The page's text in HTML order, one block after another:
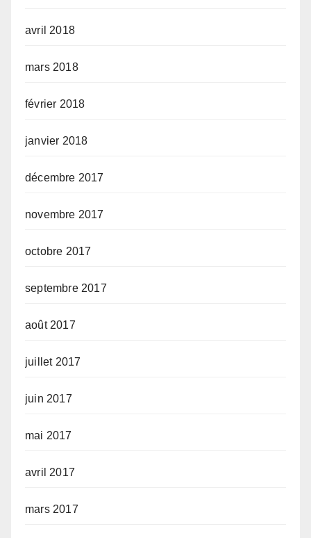
avril 2018
mars 2018
février 2018
janvier 2018
décembre 2017
novembre 2017
octobre 2017
septembre 2017
août 2017
juillet 2017
juin 2017
mai 2017
avril 2017
mars 2017